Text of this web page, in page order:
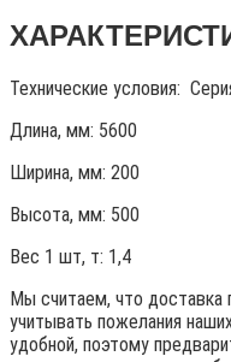
Технические условия:
Длина, мм: 5600
Ширина, мм: 200
Высота, мм: 500
Вес 1 шт, т: 1,4
Мы считаем, что доставка
учитывать пожелания
удобной, поэтому